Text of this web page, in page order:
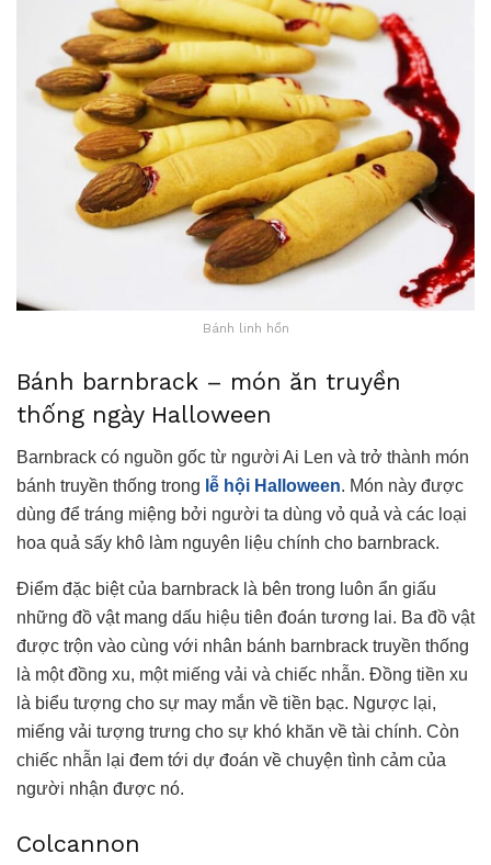
Bánh linh hồn
Bánh barnbrack – món ăn truyền
thống ngày Halloween
Barnbrack có nguồn gốc từ người Ai Len và trở thành món
bánh truyền thống trong lễ hội Halloween. Món này được
dùng để tráng miệng bởi người ta dùng vỏ quả và các loại
hoa quả sấy khô làm nguyên liệu chính cho barnbrack.
Điểm đặc biệt của barnbrack là bên trong luôn ẩn giấu
những đồ vật mang dấu hiệu tiên đoán tương lai. Ba đồ vật
được trộn vào cùng với nhân bánh barnbrack truyền thống
là một đồng xu, một miếng vải và chiếc nhẫn. Đồng tiền xu
là biểu tượng cho sự may mắn về tiền bạc. Ngược lại,
miếng vải tượng trưng cho sự khó khăn về tài chính. Còn
chiếc nhẫn lại đem tới dự đoán về chuyện tình cảm của
người nhận được nó.
Colcannon